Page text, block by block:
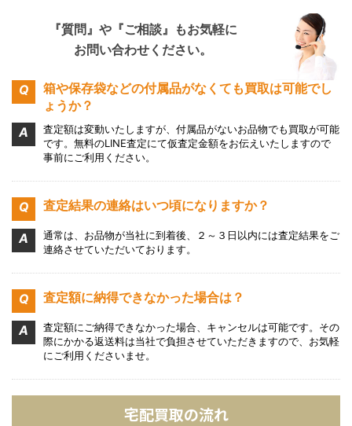
『質問』や『ご相談』もお気軽に
お問い合わせください。
箱や保存袋などの付属品がなくても買取は可能でし
ょうか？
査定額は変動いたしますが、付属品がないお品物でも買取が可能
です。無料のLINE査定にて仮査定金額をお伝えいたしますので
事前にご利用ください。
査定結果の連絡はいつ頃になりますか？
通常は、お品物が当社に到着後、２～３日以内には査定結果をご
連絡させていただいております。
査定額に納得できなかった場合は？
査定額にご納得できなかった場合、キャンセルは可能です。その
際にかかる返送料は当社で負担させていただきますので、お気軽
にご利用くださいませ。
宅配買取の流れ